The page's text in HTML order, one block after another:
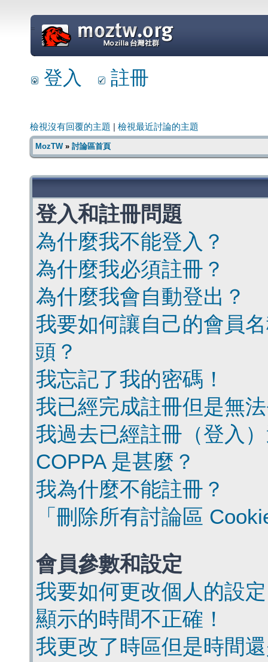
=
登入 註冊
檢視沒有回覆的主題 檢視最近討論的主題
MozTW» 討論區首頁
登入和註冊問題
為什麼我不能登入？
為什麼我必須註冊？
為什麼我會自動登出？
我要如何讓自己的會員
頭？
我忘記了我的密碼！
我已經完成註冊但是無
我過去已經註冊（登入
COPPA 是甚麼？
我為什麼不能註冊？
「刪除所有討論區
會員參數和設定
我要如何更改個人的設
顯示的時間不正確！
我更改了時區但是時間